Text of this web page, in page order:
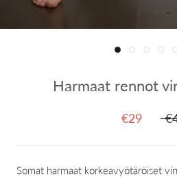
Harmaat rennot
€29
Somat harmaat korkeavyötäröiset